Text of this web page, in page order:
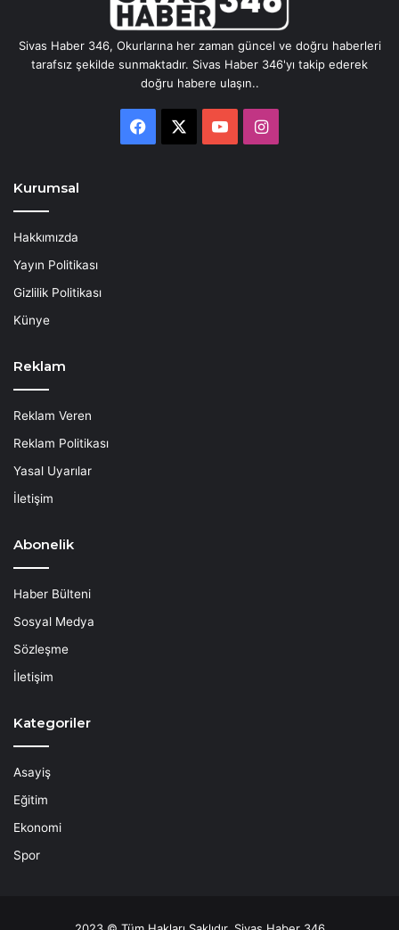
Sivas Haber 346, Okurlarına her zaman güncel ve doğru haberleri
tarafsız şekilde sunmaktadır. Sivas Haber 346'yı takip ederek
doğru habere ulaşın..
Facebook YouTubeInstagram
Kurumsal
Hakkımızda
Yayın Politikası
Gizlilik Politikası
Künye
Reklam
Reklam Veren
Reklam Politikası
Yasal Uyarılar
İletişim
Abonelik
Haber Bülteni
Sosyal Medya
Sözleşme
İletişim
Kategoriler
Asayiş
Eğitim
Ekonomi
Spor